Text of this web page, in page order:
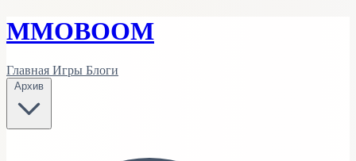
MMOBOOM
Главная Игры Блоги
Архив